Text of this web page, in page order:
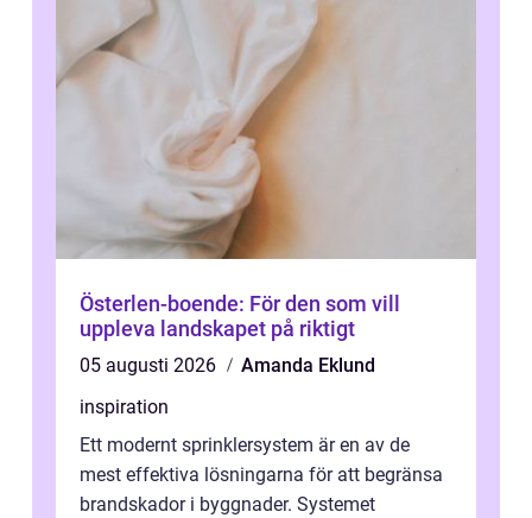
Österlen-boende: För den som vill
uppleva landskapet på riktigt
05 augusti 2026
Amanda Eklund
inspiration
Ett modernt sprinklersystem är en av de
mest effektiva lösningarna för att begränsa
brandskador i byggnader. Systemet